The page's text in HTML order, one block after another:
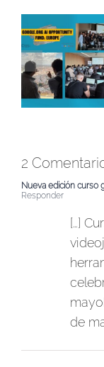
2
Nueva edición curso
Responder
[…]
de